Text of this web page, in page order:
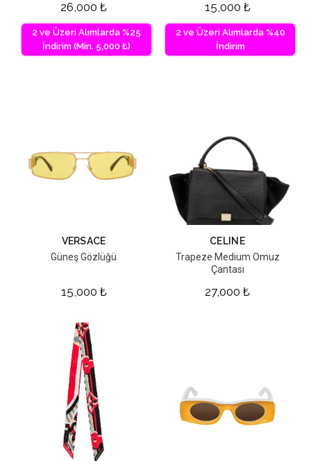
26,000 ₺
2 ve Üzeri Alımlarda %25
İndirim (Min. 5,000 ₺)
15,000 ₺
2 ve Üzeri Alımlarda %40
İndirim
VERSACE
Güneş Gözlüğü
15,000 ₺
CELINE
Trapeze Medium Omuz
Çantası
27,000 ₺